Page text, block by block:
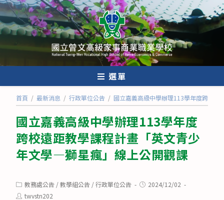
跳
轉
至
內
選單
首頁 / 最新消息 / 行政單位公告 / 國立嘉義高級中學辦理113學年度跨校
國立嘉義高級中學辦理113學年度
跨校遠距教學課程計畫「英文青少
年文學—獅星瘋」線上公開觀課
Post
category:
教務處公告 /教學組公告 /行政單位公告
Post2024/12/02
Posttwvstn202